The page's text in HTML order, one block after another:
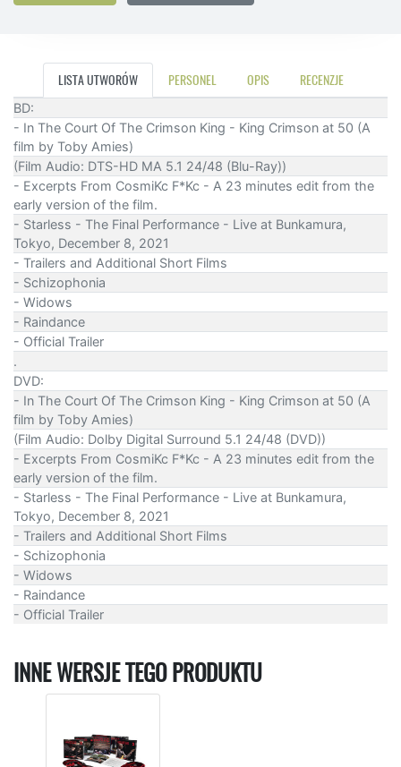
LISTA UTWORÓW PERSONEL OPIS RECENZJE
BD:
- In The Court Of The Crimson King - King Crimson at 50 (A
film by Toby Amies)
(Film Audio: DTS-HD MA 5.1 24/48 (Blu-Ray))
- Excerpts From CosmiKc F*Kc - A 23 minutes edit from the
early version of the film.
- Starless - The Final Performance - Live at Bunkamura,
Tokyo, December 8, 2021
- Trailers and Additional Short Films
- Schizophonia
- Widows
- Raindance
- Official Trailer
.
DVD:
- In The Court Of The Crimson King - King Crimson at 50 (A
film by Toby Amies)
(Film Audio: Dolby Digital Surround 5.1 24/48 (DVD))
- Excerpts From CosmiKc F*Kc - A 23 minutes edit from the
early version of the film.
- Starless - The Final Performance - Live at Bunkamura,
Tokyo, December 8, 2021
- Trailers and Additional Short Films
- Schizophonia
- Widows
- Raindance
- Official Trailer
INNE WERSJE TEGO PRODUKTU